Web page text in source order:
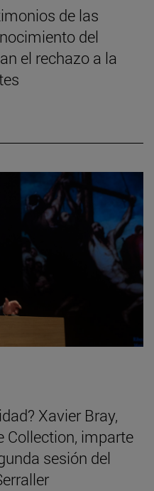
de las
del
el rechazo a la
Xavier Bray,
Collection, imparte
sesión del